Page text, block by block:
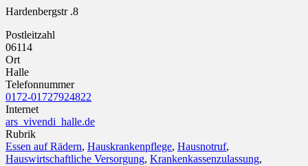
Hardenbergstr .8
Postleitzahl
06114
Ort
Halle
Telefonnummer
0172-01727924822
Internet
ars_vivendi_halle.de
Rubrik
Essen auf Rädern, Hauskrankenpflege, Hausnotruf,
Hauswirtschaftliche Versorgung, Krankenkassenzulassung,